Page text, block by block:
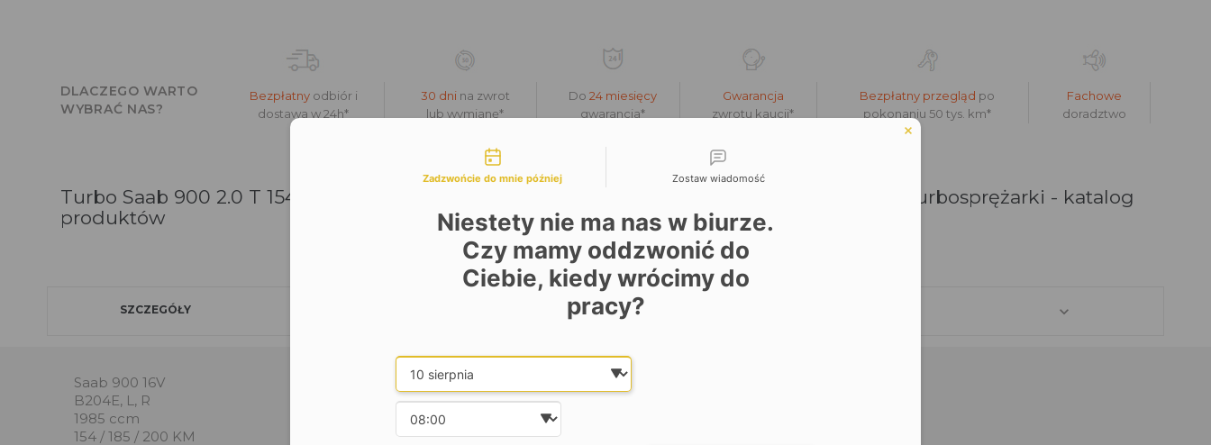
DLACZEGO WARTO
WYBRAĆ NAS?
Bezpłatnyodbiór i
dostawa w 24h*
30 dnina zwrot
lub wymianę*
Do24 miesięcy
gwarancja*
Gwarancja
zwrotu kaucji*
Bezpłatny przegląd po
pokonaniu 50 tys. km*
Fachowe
doradztwo
Turbo Saab 900 2.0 T 154 185 200 KM 9198318 9185372 9146010 8828493 452068-5003S - Turbosprężarki - katalog
produktów
SZCZEGÓŁY
Saab 900 16V
B204E, L, R
1985 ccm
154 / 185 / 200 KM
Możliwości kontaktu
Zadzwońcie do mnie później Zostaw wiadomość
Niestety nie ma nas w biurze.
Czy mamy oddzwonić do
Ciebie, kiedy wrócimy do
pracy?
Date and time slection for scheduled call
Wybierz datę